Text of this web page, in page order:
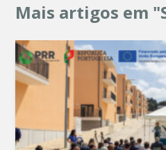
Mais artigos em